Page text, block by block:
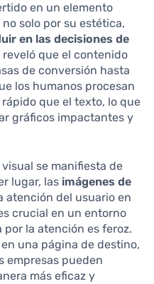
en un elemento
solo por su estética,
en las decisiones de
que el contenido
de conversión hasta
los humanos procesan
que el texto, lo que
gráficos impactantes y
se manifiesta de
lugar, las imágenes de
atención del usuario en
crucial en un entorno
la atención es feroz.
una página de destino,
empresas pueden
más eficaz y